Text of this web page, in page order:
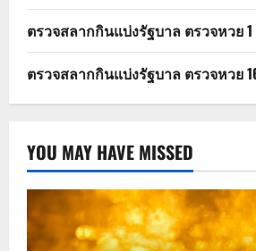
ตรวจสลากกินแบ่งรัฐบาล ตรวจหวย
ตรวจสลากกินแบ่งรัฐบาล ตรวจหวย
YOU MAY HAVE MISSED